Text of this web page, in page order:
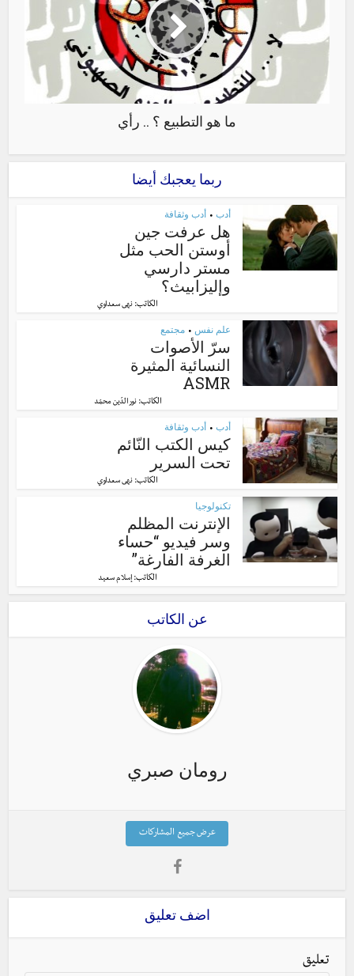
ما هو التطبيع ؟ .. رأي
ربما يعجبك أيضا
أدب • أدب وثقافة
هل عرفت جين
أوستن الحب مثل
مستر دارسي
وإليزابيث؟
الكاتب: نهى سعداوي
علم نفس • مجتمع
سرّ الأصوات
النسائية المثيرة
ASMR
الكاتب:نور الدّين محمّد
أدب • أدب وثقافة
كيس الكتب النّائم
تحت السرير
الكاتب: نهى سعداوي
تكنولوجيا
الإنترنت المظلم
وسر فيديو “حساء
الغرفة الفارغة”
الكاتب: إسلام سعيد
عن الكاتب
رومان صبري
عرض جميع المشاركات
اضف تعليق
تعليق